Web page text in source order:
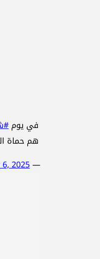
في يوم
هم حماة
— Samy Gemayel (@samygemayel)
2025